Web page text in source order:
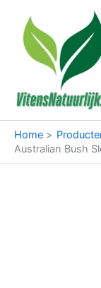
inhoud
Home
Australian Bush